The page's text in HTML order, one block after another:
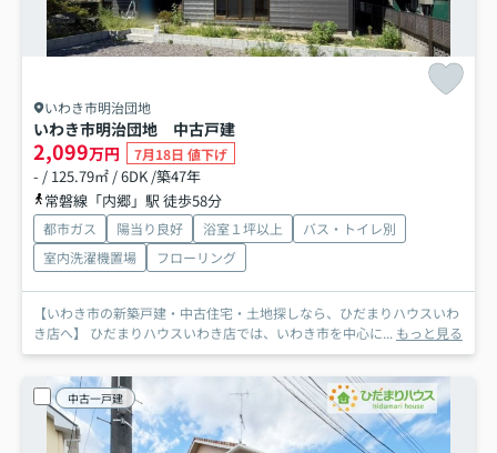
いわき市明治団地
いわき市明治団地 中古戸建
2,099万円 7月18日 値下げ
- / 125.79㎡ / 6DK /築47年
常磐線「内郷」駅 徒歩58分
都市ガス 陽当り良好 浴室１坪以上
バス・トイレ別
室内洗濯機置場
フローリング
【いわき市の新築戸建・中古住宅・土地探しなら、ひだまりハウスいわ
き店へ】 ひだまりハウスいわき店では、いわき市を中心に... もっと見る
中古一戸建